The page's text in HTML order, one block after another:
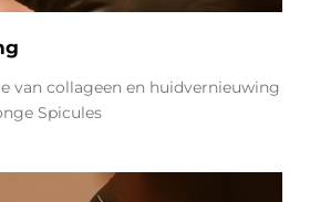
van collageen en huidvernieuwing
Spicules